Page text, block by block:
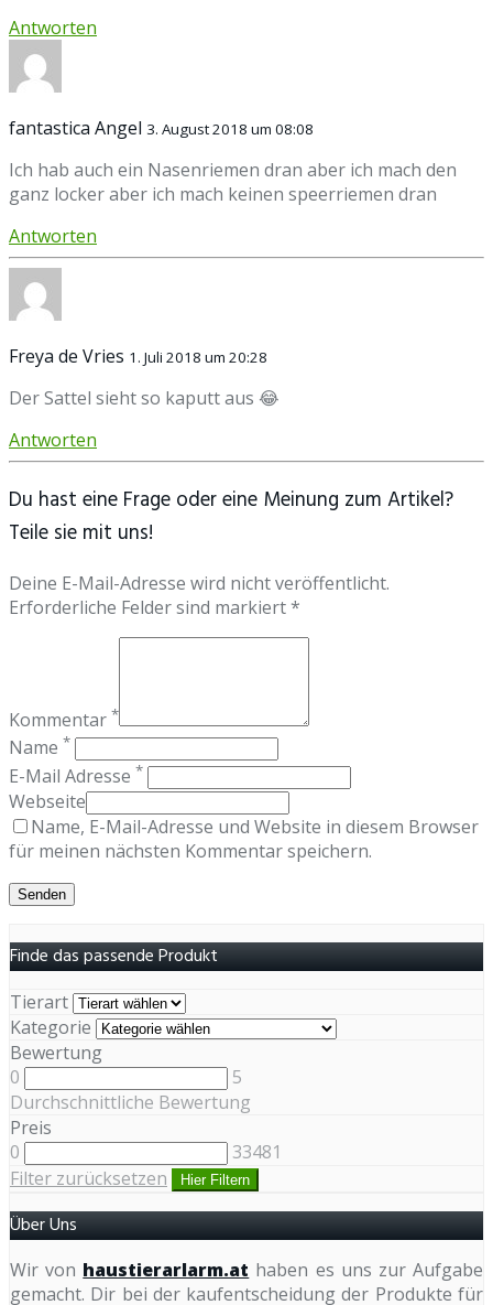
Antworten
fantastica Angel 3. August 2018 um 08:08
Ich hab auch ein Nasenriemen dran aber ich mach den
ganz locker aber ich mach keinen speerriemen dran
Antworten
Freya de Vries 1. Juli 2018 um 20:28
Der Sattel sieht so kaputt aus 😂
Antworten
Du hast eine Frage oder eine Meinung zum Artikel?
Teile sie mit uns!
Deine E-Mail-Adresse wird nicht veröffentlicht.
Erforderliche Felder sind markiert *
Kommentar *
Name *
E-Mail Adresse *
Webseite
Name, E-Mail-Adresse und Website in diesem Browser
für meinen nächsten Kommentar speichern.
Finde das passende Produkt
Tierart
Kategorie
Bewertung
0
5
Durchschnittliche Bewertung
Preis
0
33481
Filter zurücksetzen
Hier Filtern
Über Uns
Wir von haustierarlarm.at haben es uns zur Aufgabe
gemacht. Dir bei der kaufentscheidung der Produkte für